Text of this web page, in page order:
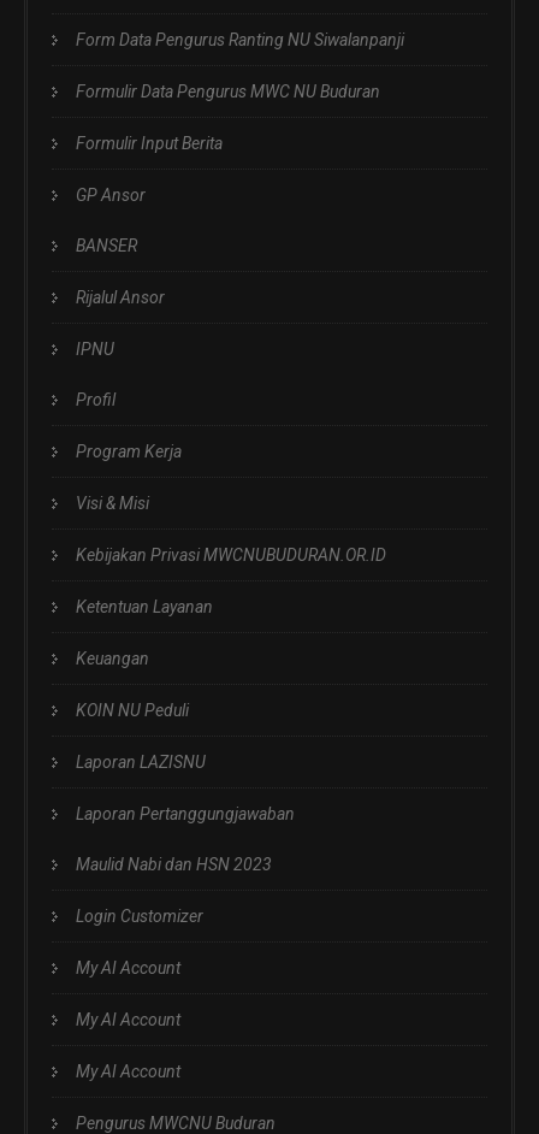
Form Data Pengurus Ranting NU Siwalanpanji
Formulir Data Pengurus MWC NU Buduran
Formulir Input Berita
GP Ansor
BANSER
Rijalul Ansor
IPNU
Profil
Program Kerja
Visi & Misi
Kebijakan Privasi MWCNUBUDURAN.OR.ID
Ketentuan Layanan
Keuangan
KOIN NU Peduli
Laporan LAZISNU
Laporan Pertanggungjawaban
Maulid Nabi dan HSN 2023
Login Customizer
My AI Account
My AI Account
My AI Account
Pengurus MWCNU Buduran